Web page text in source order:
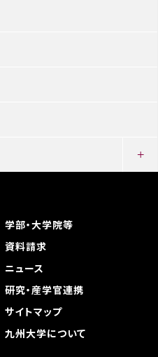
学部・大学院等
資料請求
ニュース
研究・産学官連携
サイトマップ
九州大学について